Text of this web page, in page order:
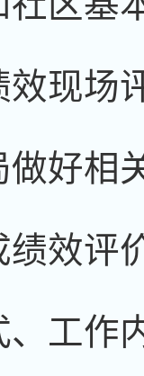
效现场
好相
效评
工作